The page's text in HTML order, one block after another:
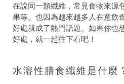
在說同一類纖維，常見食物來源
果等。也因為越來越多人在意飲
好處就成了熱門話題。如果你也
好處，就一起往下看吧！
水溶性膳食纖維是什麼